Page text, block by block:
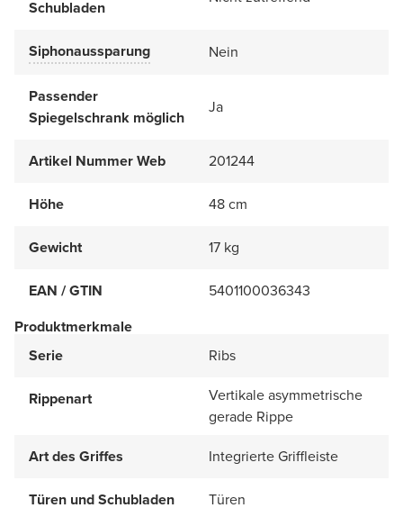
Schubladen
Siphonaussparung Nein
Passender
Spiegelschrank möglich
Ja
Artikel Nummer Web 201244
Höhe 48 cm
Gewicht 17 kg
EAN / GTIN
5401100036343
Produktmerkmale
Serie
Ribs
Rippenart
Vertikale asymmetrische
gerade Rippe
Art des Griffes
Integrierte Griffleiste
Türen und Schubladen Türen